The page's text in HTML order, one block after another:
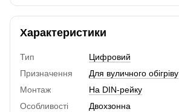
Характеристики
Тип
Цифровий
Призначення
Для вуличного обігріву
Монтаж
На DIN-рейку
Особливості
Двохзонна